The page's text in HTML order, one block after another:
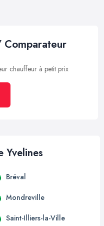
chauffeur à petit prix
Yvelines
Bréval
Mondreville
Saint-Illiers-la-Ville